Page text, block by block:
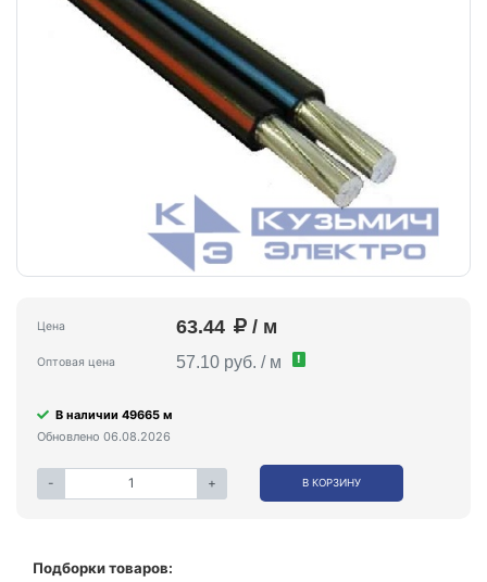
Цена 63.44 / м
Оптовая цена 57.10 руб. / м !
В наличии 49665 м
Обновлено 06.08.2026
- + В КОРЗИНУ
Подборки товаров: